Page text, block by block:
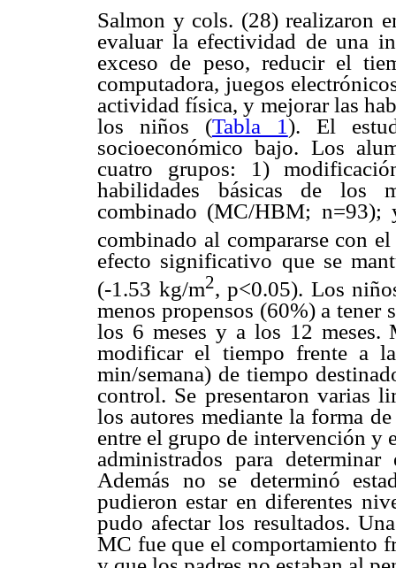
Salmon y cols. (28) realizaron
evaluar la efectividad de una
exceso de peso, reducir el
computadora, juegos
actividad física, y mejorar las
los niños (Tabla 1). El
socioeconómico bajo. Los
cuatro grupos: 1)
habilidades básicas de los
combinado (MC/HBM;
combinado al compararse con
efecto significativo que se
(-1.53 kg/m2, p<0.05). Los
menos propensos (60%) a tener
los 6 meses y a los 12 meses.
modificar el tiempo frente a
min/semana) de tiempo
control. Se presentaron varias
los autores mediante la forma
entre el grupo de intervención y
administrados para
Además no se determinó
pudieron estar en diferentes
pudo afectar los resultados.
MC fue que el comportamiento